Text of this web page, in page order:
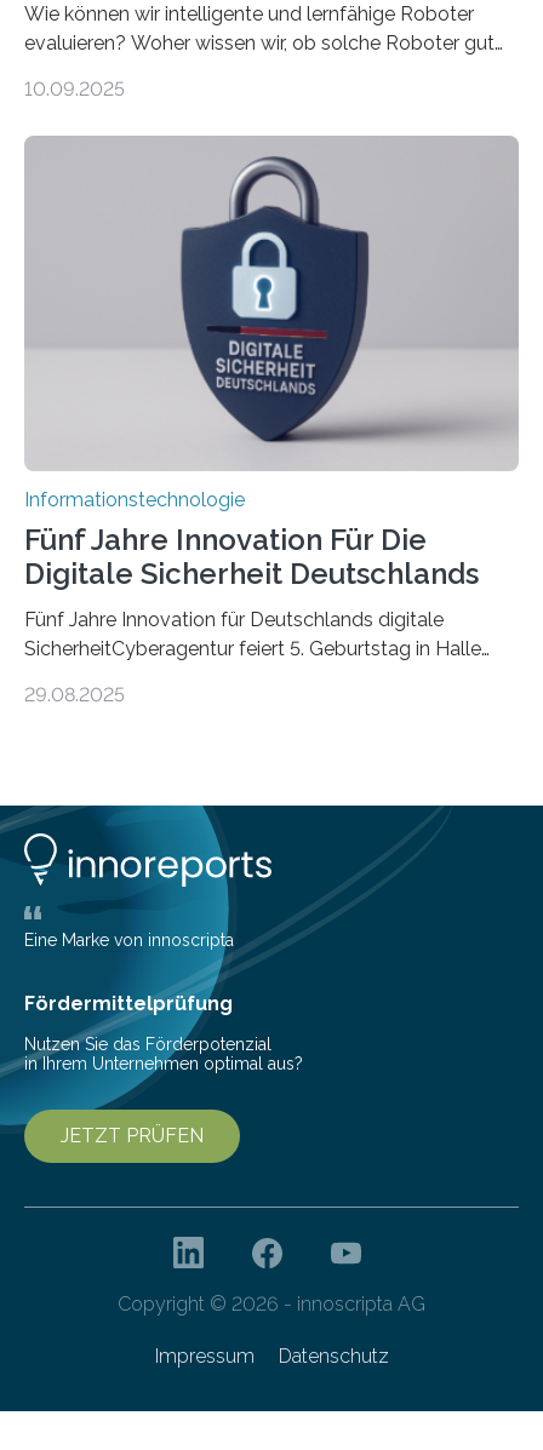
Wie können wir intelligente und lernfähige Roboter
evaluieren? Woher wissen wir, ob solche Roboter gut
sich CAVECORE – ein neues Marie Skłodowska-Curie
koordiniert wird. Ab dem 1. September werden sich
über einen Zeitraum von vier Jahren insgesamt 15
Promovierende im Rahmen von CAVECORE mit
kognitiven Robotern beschäftigen – also mit Robotern,
die mittels Sensoren ihre Umgebung erfassen,
Informationen verarbeiten und häufig auch mit…
10.09.2025
Informationstechnologie
Fünf Jahre Innovation Für Die
Digitale Sicherheit Deutschlands
Fünf Jahre Innovation für Deutschlands digitale
SicherheitCyberagentur feiert 5. Geburtstag in Halle
ErfolgeDie Agentur für Innovation in der
Forschungsarbeit, politischen Grußworten und der
feierlichen Preisverleihung des Ideenwettbewerbs
HAL2025 wurde das Jubiläum zu einem Zeichen für
Deutschlands digitale Souveränität von übermorgen.
Mit einer festlichen Veranstaltung beging die
Cyberagentur ihren 5. Geburtstag. Zahlreiche Gäste…
29.08.2025
Eine Marke von innoscripta
Fördermittelprüfung
Nutzen Sie das Förderpotenzial
in Ihrem Unternehmen optimal aus?
JETZT PRÜFEN
Copyright © 2026 - innoscripta AG
Impressum Datenschutz